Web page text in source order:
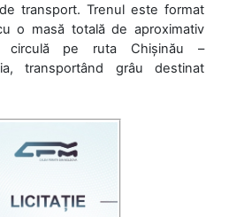
transport. Trenul este format
o masă totală de aproximativ
pe ruta Chișinău –
transportând grâu destinat